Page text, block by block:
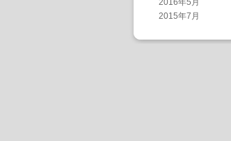
2016年5月
2015年7月